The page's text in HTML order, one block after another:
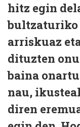
hitz egin
arriskuaz
dituzten
baina
nau,
diren